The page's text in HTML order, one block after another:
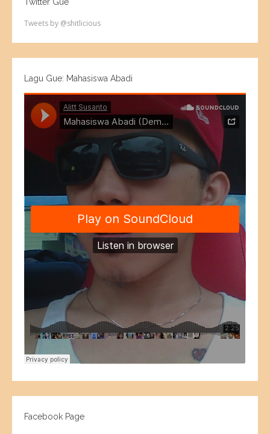
Tweets by @shitlicious
Lagu Gue: Mahasiswa Abadi
Facebook Page